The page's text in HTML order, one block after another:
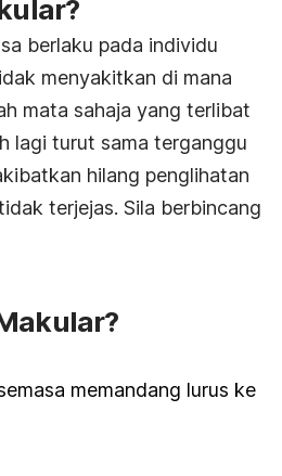
berlaku pada individu
menyakitkan di mana
mata sahaja yang terlibat
lagi turut sama terganggu
hilang penglihatan
terjejas. Sila berbincang
memandang lurus ke